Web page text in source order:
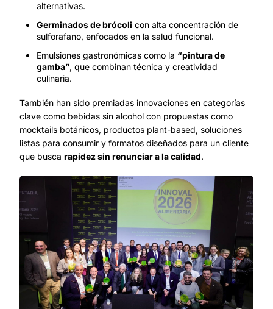
alternativas.
Germinados de brócoli con alta concentración de
sulforafano, enfocados en la salud funcional.
Emulsiones gastronómicas como la “pintura de
gamba”, que combinan técnica y creatividad
culinaria.
También han sido premiadas innovaciones en categorías
clave como bebidas sin alcohol con propuestas como
mocktails botánicos, productos plant-based, soluciones
listas para consumir y formatos diseñados para un cliente
que busca rapidez sin renunciar a la calidad.